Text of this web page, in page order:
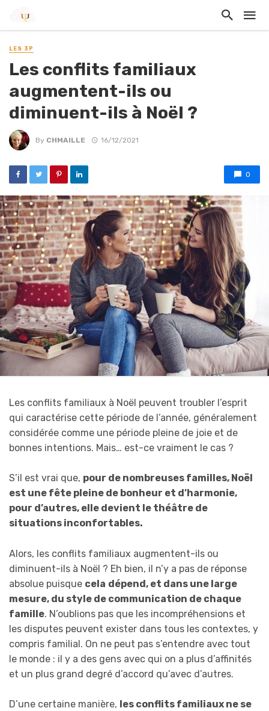
LES 3P
Les conflits familiaux
augmentent-ils ou
diminuent-ils à Noël ?
By CHMAILLE 16/12/2021
0
Les conflits familiaux à Noël peuvent troubler l’esprit
qui caractérise cette période de l’année, généralement
considérée comme une période pleine de joie et de
bonnes intentions. Mais… est-ce vraiment le cas ?
S’il est vrai que, pour de nombreuses familles, Noël
est une fête pleine de bonheur et d’harmonie,
pour d’autres, elle devient le théâtre de
situations inconfortables.
Alors, les conflits familiaux augmentent-ils ou
diminuent-ils à Noël ? Eh bien, il n’y a pas de réponse
absolue puisque cela dépend, et dans une large
mesure, du style de communication de chaque
famille. N’oublions pas que les incompréhensions et
les disputes peuvent exister dans tous les contextes, y
compris familial. On ne peut pas s’entendre avec tout
le monde : il y a des gens avec qui on a plus d’affinités
et un plus grand degré d’accord qu’avec d’autres.
D’une certaine manière, les conflits familiaux ne se